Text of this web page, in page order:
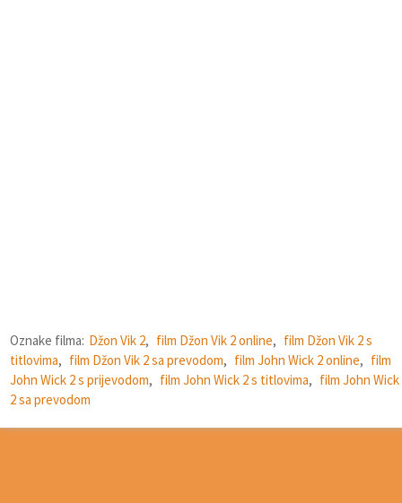
Oznake filma: Džon Vik 2, film Džon Vik 2 online, film Džon Vik 2 s
titlovima, film Džon Vik 2 sa prevodom, film John Wick 2 online, film
John Wick 2 s prijevodom, film John Wick 2 s titlovima, film John Wick
2 sa prevodom